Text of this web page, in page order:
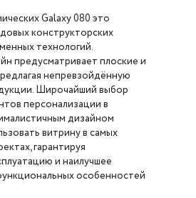
Galaxy 080 это
конструкторских
технологий.
предусматривает плоские и
непревзойдённую
Широчайший выбор
персонализации в
дизайном
витрину в самых
гарантируя
и наилучшее
особенностей